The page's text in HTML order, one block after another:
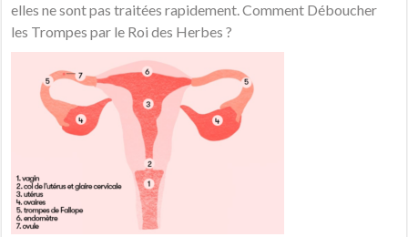
elles ne sont pas traitées rapidement. Comment Déboucher
les Trompes par le Roi des Herbes ?